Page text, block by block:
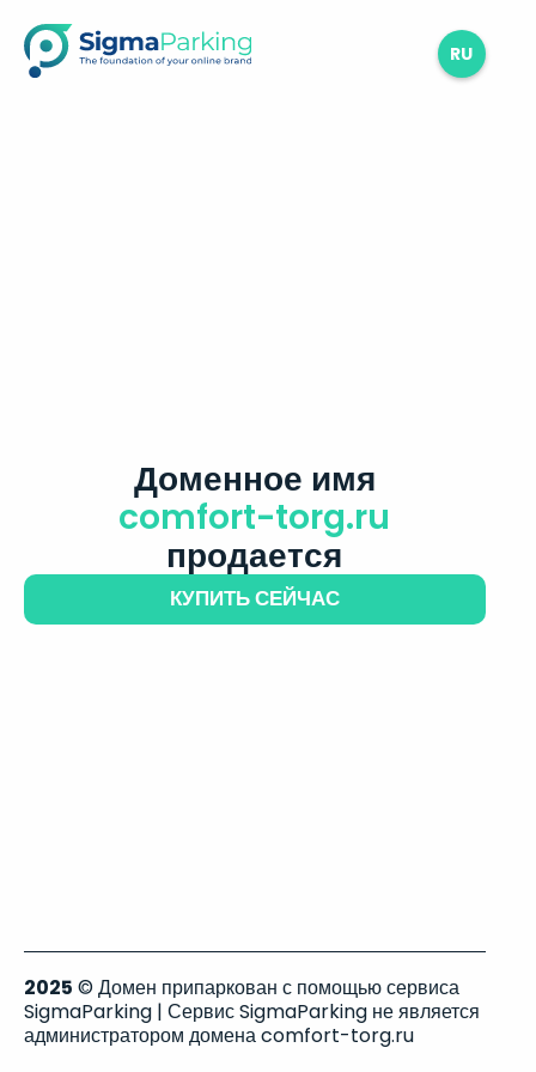
RU
Доменное имя
comfort-torg.ru
продается
КУПИТЬ СЕЙЧАС
2025 © Домен припаркован с помощью сервиса
SigmaParking | Сервис SigmaParking не является
администратором домена comfort-torg.ru